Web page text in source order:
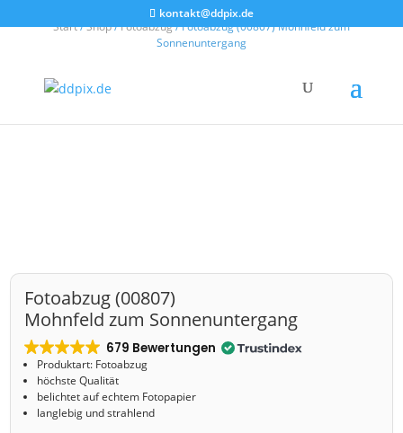
kontakt@ddpix.de
Start/Shop/Fotoabzug/ Fotoabzug (00807) Mohnfeld zum
Sonnenuntergang
Fotoabzug (00807)
Mohnfeld zum Sonnenuntergang
679 Bewertungen
Produktart: Fotoabzug
höchste Qualität
belichtet auf echtem Fotopapier
langlebig und strahlend